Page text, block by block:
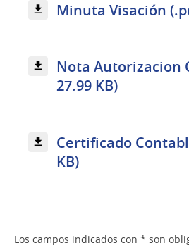
Minuta Visación
Nota Autorizacion
27.99 KB)
Certificado
KB)
Los campos indicados con * son